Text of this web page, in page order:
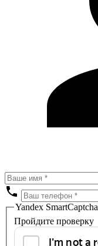
Yandex SmartCaptcha
Пройдите проверку